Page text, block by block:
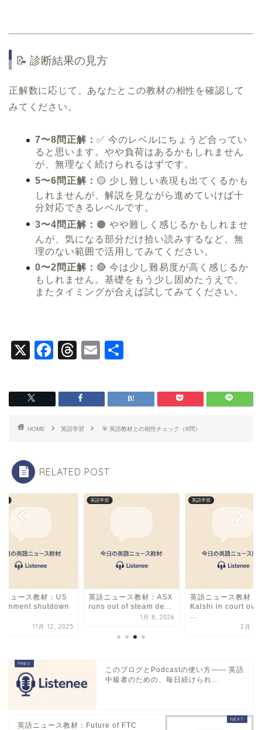
📝 診断結果の見方
正解数に応じて、あなたとこの教材の相性を確認して
みてください。
7〜8問正解： ✅ 今のレベルにちょうど合ってい
ると思います。やや負荷はあるかもしれません
が、無理なく続けられるはずです。
5〜6問正解： 🟡 少し難しい表現も出てくるかも
しれませんが、解説を見ながら進めていけば十
分対応できるレベルです。
3〜4問正解： 🟠 やや難しく感じるかもしれませ
んが、気になる部分だけ拾い読みするなど、無
理のない範囲で活用してみてください。
0〜2問正解： 🔴 今は少し難易度が高く感じるか
もしれません。基礎をもう少し固めたうえで、
またタイミングが合えば試してみてください。
X
F
c
e
b
k
T
e
a
d
E
ai
l
HOME 英語学習 🎯 英語教材との相性チェック（8問）
RELATED POST
ニュース教材：US
shutdown
11月 12, 2025
英語学習
英語ニュース教材：ASX
runs out of steam de...
1月 8, 2026
英語学習
英語ニュース教材：
Kalshi in court
2月 3,
このブログとPodcastの使い方―― 英語
中級者のための、毎日続けられ...
英語ニュース教材：Future of FTC